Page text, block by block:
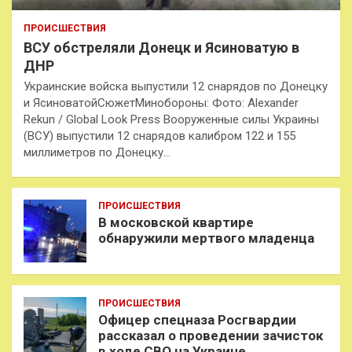
ПРОИСШЕСТВИЯ
ВСУ обстреляли Донецк и Ясиноватую в
ДНР
Украинские войска выпустили 12 снарядов по Донецку
и ЯсиноватойСюжетМинобороны: Фото: Alexander
Rekun / Global Look Press Вооруженные силы Украины
(ВСУ) выпустили 12 снарядов калибром 122 и 155
миллиметров по Донецку…
ПРОИСШЕСТВИЯ
В московской квартире
обнаружили мертвого младенца
ПРОИСШЕСТВИЯ
Офицер спецназа Росгвардии
рассказал о проведении зачисток